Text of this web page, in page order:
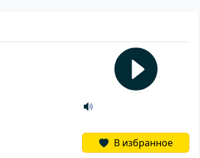
В избранное